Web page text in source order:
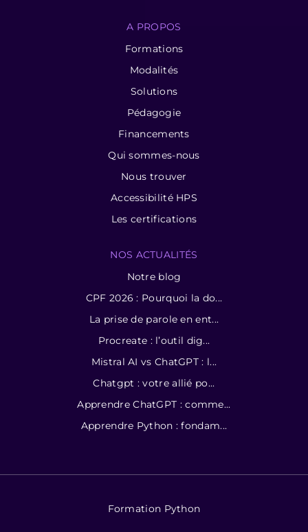
A PROPOS
Formations
Modalités
Solutions
Pédagogie
Financements
Qui sommes-nous
Nous trouver
Accessibilité HPS
Les certifications
NOS ACTUALITÉS
Notre blog
CPF 2026 : Pourquoi la do...
La prise de parole en ent...
Procreate : l’outil dig...
Mistral AI vs ChatGPT : l...
Chatgpt : votre allié po...
Apprendre ChatGPT : comme...
Apprendre Python : fondam...
Formation Python